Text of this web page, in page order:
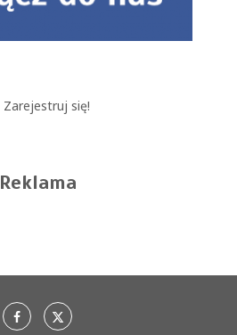
Zarejestruj się!
Reklama